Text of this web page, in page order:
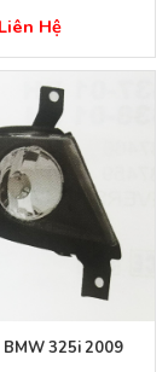
Liên Hệ
325i 2009